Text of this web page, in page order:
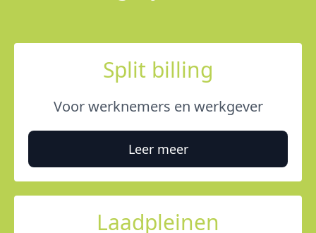
Split billing
Voor werknemers en werkgever
Leer meer
Laadpleinen